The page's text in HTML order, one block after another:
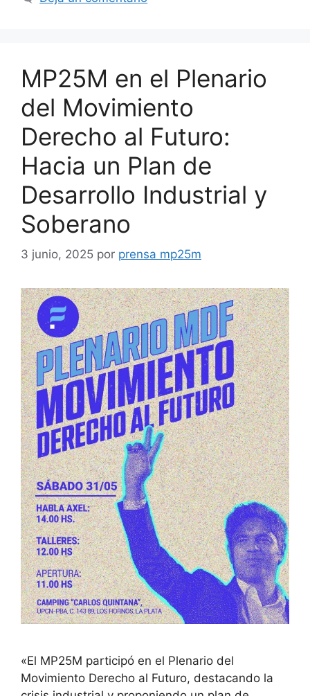
MP25M en el Plenario
del Movimiento
Derecho al Futuro:
Hacia un Plan de
Desarrollo Industrial y
Soberano
3 junio, 2025 por prensa mp25m
«El MP25M participó en el Plenario del
Movimiento Derecho al Futuro, destacando la